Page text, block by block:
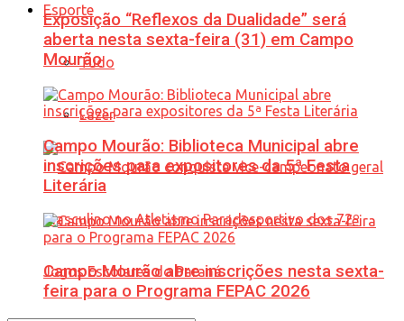
Esporte
Tudo
Lazer
Exposição “Reflexos da Dualidade” será
aberta nesta sexta-feira (31) em Campo
Mourão
Campo Mourão: Biblioteca Municipal abre
inscrições para expositores da 5ª Festa
Literária
Campo Mourão abre inscrições nesta sexta-
feira para o Programa FEPAC 2026